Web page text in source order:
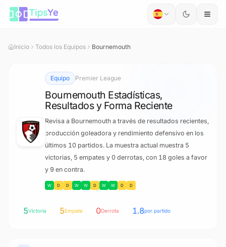
Saltar al contenido
Inicio Todos los Equipos Bournemouth
Equipo Premier League
Bournemouth Estadísticas,
Resultados y Forma Reciente
Revisa a Bournemouth a través de resultados recientes,
producción goleadora y rendimiento defensivo en los
últimos 10 partidos. La muestra actual muestra 5
victorias, 5 empates y 0 derrotas, con 18 goles a favor
y 9 en contra.
W D D W W D W W D D
5Victoria 5Empate 0Derrota 1.8por partido